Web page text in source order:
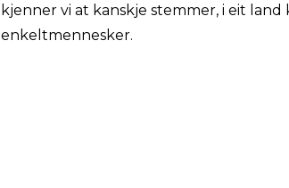
kjenner vi at kanskje stemmer, i eit
enkeltmennesker.